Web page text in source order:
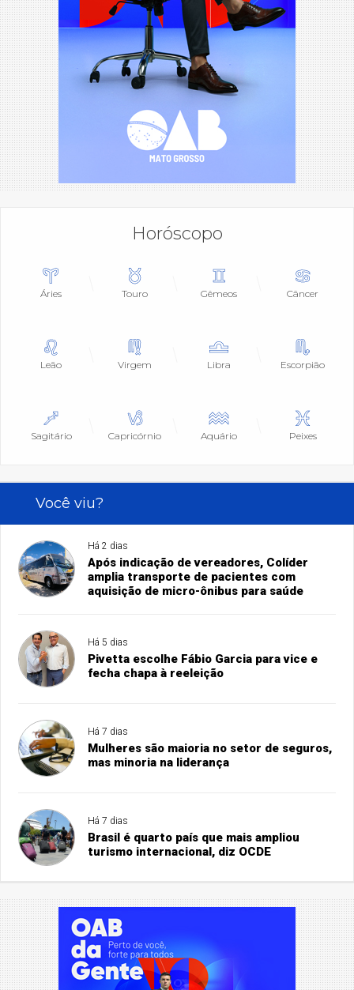
Horóscopo
Áries Touro Gêmeos Câncer
Leão Virgem Libra Escorpião
Sagitário Capricórnio Aquário Peixes
Você viu?
Há 2 dias
Após indicação de vereadores, Colíder
amplia transporte de pacientes com
aquisição de micro-ônibus para saúde
Há 5 dias
Pivetta escolhe Fábio Garcia para vice e
fecha chapa à reeleição
Há 7 dias
Mulheres são maioria no setor de seguros,
mas minoria na liderança
Há 7 dias
Brasil é quarto país que mais ampliou
turismo internacional, diz OCDE